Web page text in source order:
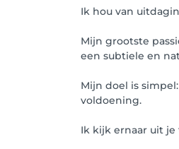
Ik hou van
Mijn grootste
een subtiele en
Mijn doel is
voldoening.
Ik kijk ernaar uit